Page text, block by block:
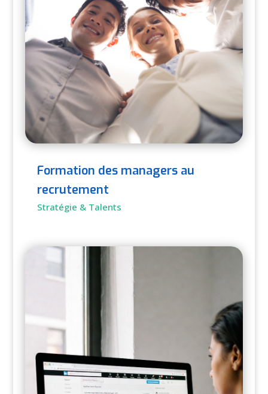
Formation des managers au
recrutement
Stratégie & Talents